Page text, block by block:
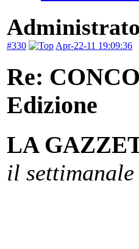
#330 Apr-22-11 19:09:36
Re:
Edizione
LA
il